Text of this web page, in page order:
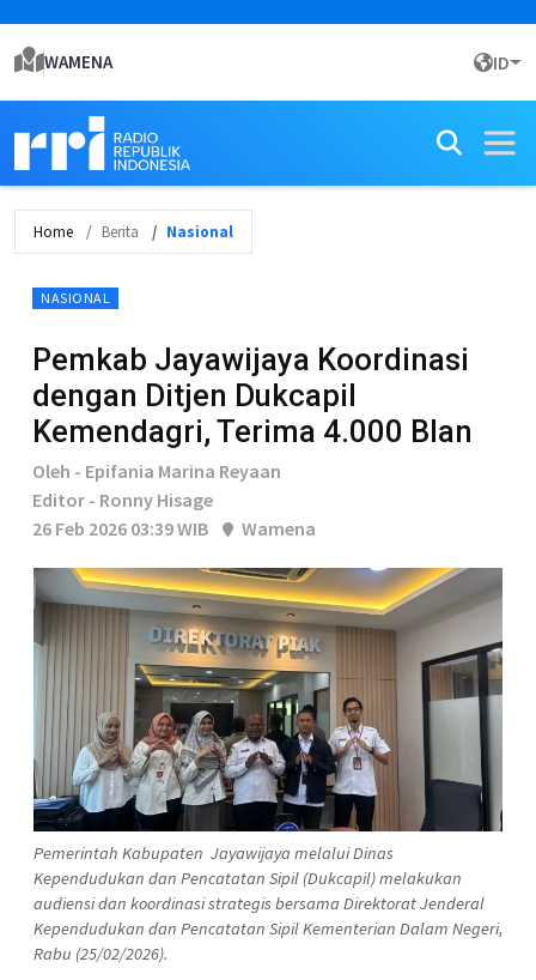
WAMENA ID
Home Berita Nasional
NASIONAL
Pemkab Jayawijaya Koordinasi
dengan Ditjen Dukcapil
Kemendagri, Terima 4.000 Blan
Oleh - Epifania Marina Reyaan
Editor - Ronny Hisage
26 Feb 2026 03:39 WIB
Wamena
Pemerintah Kabupaten Jayawijaya melalui Dinas
Kependudukan dan Pencatatan Sipil (Dukcapil) melakukan
audiensi dan koordinasi strategis bersama Direktorat Jenderal
Kependudukan dan Pencatatan Sipil Kementerian Dalam Negeri,
Rabu (25/02/2026).